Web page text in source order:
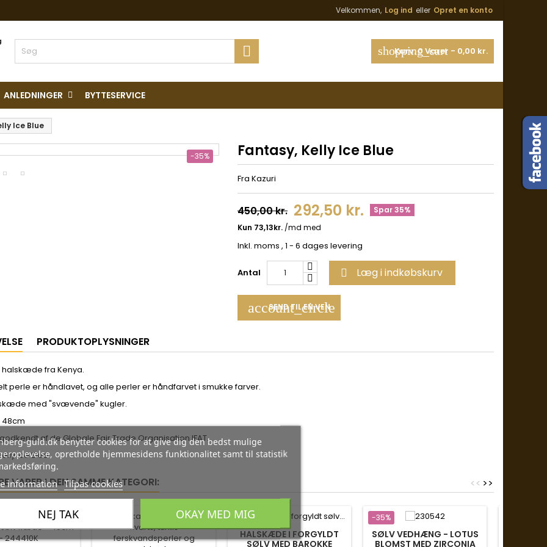
Velkommen, Log ind eller Opret en konto
shopping_cart
Kurv:0 Varer - 0,00 kr.

ANLEDNINGER BYTTESERVICE
Ice Blue
-35% Fantasy, Kelly Ice Blue
Fra Kazuri
450,00 kr. 292,50 kr. Spar 35%
Inkl. moms , 1 - 6 dages levering
Antal  Læg i indkøbskurv
account_circle
SEND TIL EN VEN
PRODUKTOPLYSNINGER
halskæde fra Kenya.
perle er håndlavet, og alle perler er håndfarvet i smukke farver.
med "svævende" kugler.
af de Globale Fair Trade Organisation IFAT.
Ice Blue
VARER I DEN SAMME KATEGORI: >>
<<
-35%
HALSKÆDE I FORGYLDT
SØLV MED BAROKKE
-35%
SØLV VEDHÆNG - LOTUS
BLOMST MED ZIRCONIA
guld.dk benytter cookies for at give dig den bedst mulige
opretholde hjemmesidens funktionalitet samt til statistik
information Tilpas cookies
NEJ TAK OKAY MED MIG